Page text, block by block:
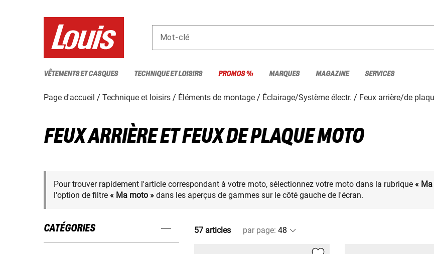
Mot-clé
VÊTEMENTS ET CASQUES TECHNIQUE ET LOISIRS PROMOS % MARQUES MAGAZINE SERVICES
Page d'accueil Technique et loisirs Éléments de montage Éclairage/Système électr. Feux arrière/de
FEUX ARRIÈRE ET FEUX DE PLAQUE MOTO
Pour trouver rapidement l'article correspondant à votre moto, sélectionnez votre moto dans la rubrique «
l'option de filtre « Ma moto » dans les aperçus de gammes sur le côté gauche de l'écran.
CATÉGORIES 57 articles par page: